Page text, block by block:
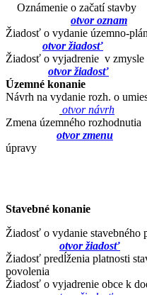
Oznámenie
otvor oznam
Žiadosť o vydanie
otvor žiadosť
Žiadosť o vyjadrenie v
otvor žiadosť
Územné konanie
Návrh na vydanie
otvor návrh
Zmena
otvor zmenu
Stavebné konanie
Žiadosť o vydanie
otvor žiadosť
Žiadosť predĺženia platnosti
Žiadosť o vyjadrenie obce k